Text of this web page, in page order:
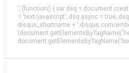
'; (function() { var dsq =
= 'text/javascript'; dsq.async = true;
disqus_shortname + '.disqus.com/